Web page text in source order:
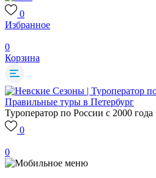
0
Избранное
0
Корзина
Туроператор по России с 2000 года
0
0